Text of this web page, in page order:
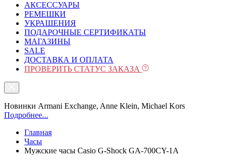
АКСЕССУАРЫ
РЕМЕШКИ
УКРАШЕНИЯ
ПОДАРОЧНЫЕ СЕРТИФИКАТЫ
МАГАЗИНЫ
SALE
ДОСТАВКА И ОПЛАТА
ПРОВЕРИТЬ СТАТУС ЗАКАЗА
Новинки Armani Exchange, Anne Klein, Michael Kors
Подробнее...
Главная
Часы
Мужские часы Casio G-Shock GA-700CY-1A